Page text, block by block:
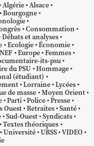
Algérie Alsace
Bourgogne
Consommation
Débats et analyses
Ecologie Économie
Europe Femmes
its-psu
du PSU Hommage
(étudiant)
Lorraine Lycées
de masse Moyen Orient
Parti Police Presse
Ouest Retraites Santé
Sud-Ouest Syndicats
Textes théoriques
Université URSS VIDEO